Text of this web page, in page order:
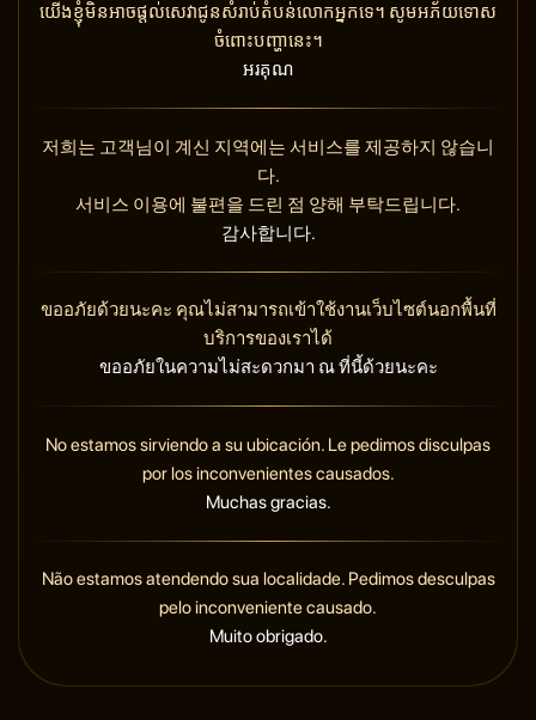
យើងខ្ញុំមិនអាចផ្តល់សេវាជូនសំរាប់តំបន់លោកអ្នកទេ។ សូមអភ័យទោស
ចំពោះបញ្ហានេះ។
អរគុណ
저희는 고객님이 계신 지역에는 서비스를 제공하지 않습니
다.
서비스 이용에 불편을 드린 점 양해 부탁드립니다.
감사합니다.
ขออภัยด้วยนะคะ คุณไม่สามารถเข้าใช้งานเว็บไซต์นอกพื้นที่
บริการของเราได้
ขออภัยในความไม่สะดวกมา ณ ที่นี้ด้วยนะคะ
No estamos sirviendo a su ubicación. Le pedimos disculpas
por los inconvenientes causados.
Muchas gracias.
Não estamos atendendo sua localidade. Pedimos desculpas
pelo inconveniente causado.
Muito obrigado.